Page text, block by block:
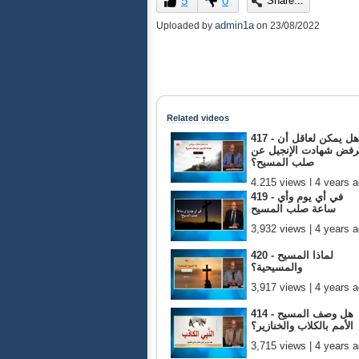
of
0
Uploaded by admin1a on 23/08/2022
Related videos
417 - هل يمكن لعاقل أن
شهادت الإنجيل عن
صلب المسيح؟
4,215 views | 4 years
419 - في أي يوم وأي
ساعة صلب المسيح
3,932 views | 4 years
420 - لماذا المسيح
والمسيحية؟
3,917 views | 4 years
414 - هل وصف المسيح
الأمم بالكلاب والخنازير؟
3,715 views | 4 years